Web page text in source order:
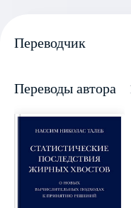
Переводчик
Переводы автора